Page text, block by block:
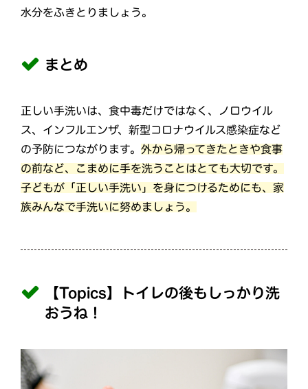
水分をふきとりましょう。
まとめ
正しい手洗いは、食中毒だけではなく、ノロウイル
ス、インフルエンザ、新型コロナウイルス感染症など
の予防につながります。外から帰ってきたときや食事
の前など、こまめに手を洗うことはとても大切です。
子どもが「正しい手洗い」を身につけるためにも、家
族みんなで手洗いに努めましょう。
【Topics】トイレの後もしっかり洗
おうね！